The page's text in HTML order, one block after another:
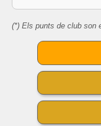
(*) Els punts de club son